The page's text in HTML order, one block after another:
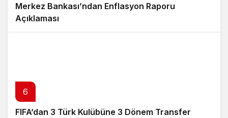
Merkez Bankası’ndan Enflasyon Raporu
Açıklaması
6
FIFA’dan 3 Türk Kulübüne 3 Dönem Transfer